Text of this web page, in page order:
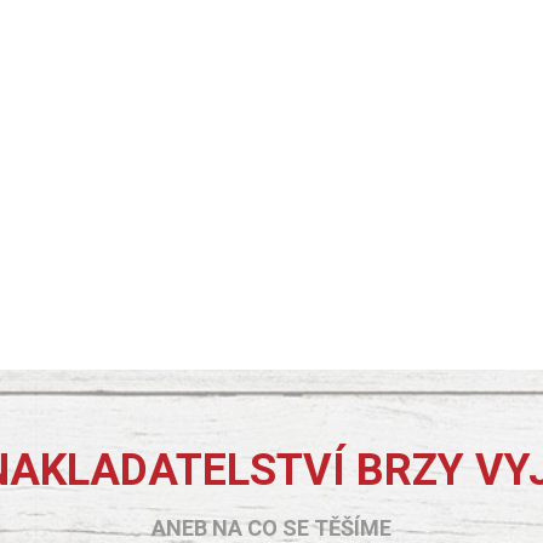
BRZY
ANEB NA CO SE TĚŠÍME